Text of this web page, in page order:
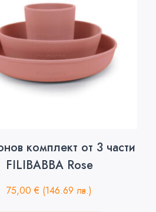
комплект от 3 части
FILIBABBA Rose
75,00€ (146.69 лв.)